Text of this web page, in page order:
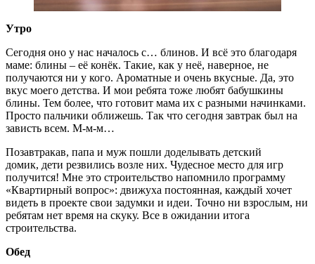
Утро
Сегодня оно у нас началось с… блинов. И всё это благодаря
маме: блины – её конёк. Такие, как у неё, наверное, не
получаются ни у кого. Ароматные и очень вкусные. Да, это
вкус моего детства. И мои ребята тоже любят бабушкины
блины. Тем более, что готовит мама их с разными начинками.
Просто пальчики оближешь. Так что сегодня завтрак был на
зависть всем. М-м-м…
Позавтракав, папа и муж пошли доделывать детский
домик, дети резвились возле них. Чудесное место для игр
получится! Мне это строительство напомнило программу
«Квартирный вопрос»: движуха постоянная, каждый хочет
видеть в проекте свои задумки и идеи. Точно ни взрослым, ни
ребятам нет время на скуку. Все в ожидании итога
строительства.
Обед